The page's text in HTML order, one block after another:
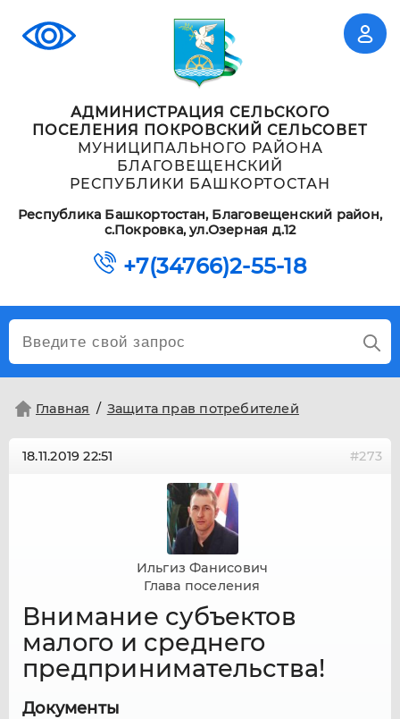
АДМИНИСТРАЦИЯ СЕЛЬСКОГО
ПОСЕЛЕНИЯ ПОКРОВСКИЙ СЕЛЬСОВЕТ
МУНИЦИПАЛЬНОГО РАЙОНА
БЛАГОВЕЩЕНСКИЙ
РЕСПУБЛИКИ БАШКОРТОСТАН
Республика Башкортостан, Благовещенский район,
с.Покровка, ул.Озерная д.12
+7(34766)2-55-18
Главная Защита прав потребителей
18.11.201922:51 #273
Внимание субъектов
малого и среднего
предпринимательства!
Документы
Ильгиз Фанисович
Глава поселения